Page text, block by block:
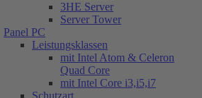
3HE Server
Server Tower
Panel PC
Leistungsklassen
mit Intel Atom & Celeron
Quad Core
mit Intel Core i3,i5,i7
Schutzart